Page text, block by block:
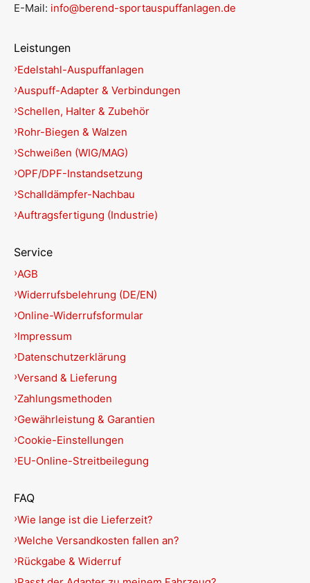
E-Mail: info@berend-sportauspuffanlagen.de
Leistungen
Edelstahl-Auspuffanlagen
Auspuff-Adapter & Verbindungen
Schellen, Halter & Zubehör
Rohr-Biegen & Walzen
Schweißen (WIG/MAG)
OPF/DPF-Instandsetzung
Schalldämpfer-Nachbau
Auftragsfertigung (Industrie)
Service
AGB
Widerrufsbelehrung (DE/EN)
Online-Widerrufsformular
Impressum
Datenschutzerklärung
Versand & Lieferung
Zahlungsmethoden
Gewährleistung & Garantien
Cookie-Einstellungen
EU-Online-Streitbeilegung
FAQ
Wie lange ist die Lieferzeit?
Welche Versandkosten fallen an?
Rückgabe & Widerruf